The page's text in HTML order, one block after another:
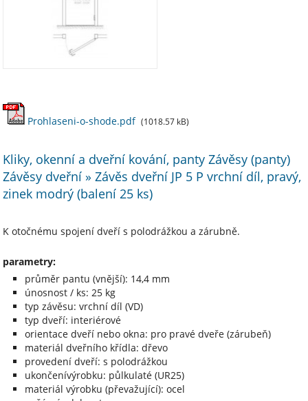
Prohlaseni-o-shode.pdf (1018.57 kB)
Kliky, okenní a dveřní kování, panty Závěsy (panty)
Závěsy dveřní » Závěs dveřní JP 5 P vrchní díl, pravý,
zinek modrý (balení 25 ks)
K otočnému spojení dveří s polodrážkou a zárubně.
parametry:
průměr pantu (vnější): 14,4 mm
únosnost / ks: 25 kg
typ závěsu: vrchní díl (VD)
typ dveří: interiérové
orientace dveří nebo okna: pro pravé dveře (zárubeň)
materiál dveřního křídla: dřevo
provedení dveří: s polodrážkou
ukončenívýrobku: půlkulaté (UR25)
materiál výrobku (převažující): ocel